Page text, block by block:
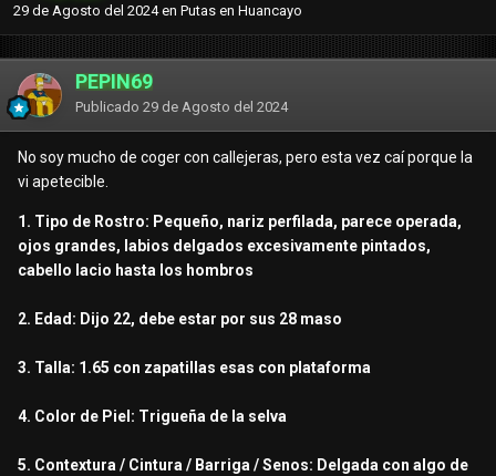
29 de Agosto del 2024en Putas en Huancayo
PEPIN69
Publicado 29 de Agosto del 2024
No soy mucho de coger con callejeras, pero esta vez caí porque la
vi apetecible.
1. Tipo de Rostro: Pequeño, nariz perfilada, parece operada,
ojos grandes, labios delgados excesivamente pintados,
cabello lacio hasta los hombros
2. Edad: Dijo 22, debe estar por sus 28 maso
3. Talla: 1.65 con zapatillas esas con plataforma
4. Color de Piel: Trigueña de la selva
5. Contextura / Cintura / Barriga / Senos: Delgada con algo de